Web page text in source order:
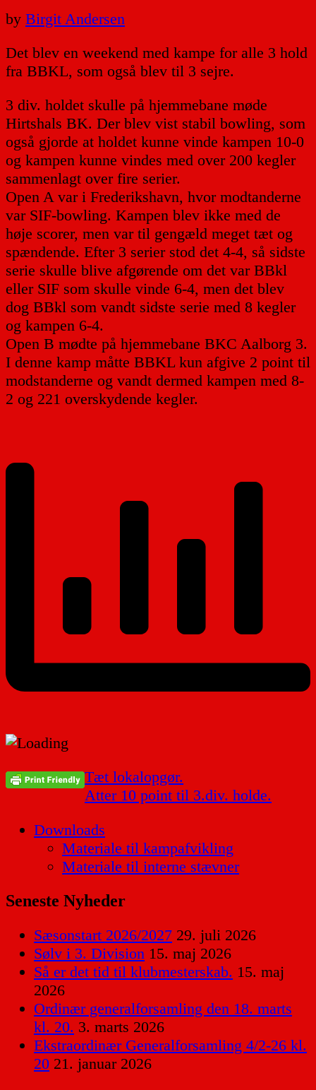
by Birgit Andersen
Det blev en weekend med kampe for alle 3 hold
fra BBKL, som også blev til 3 sejre.
3 div. holdet skulle på hjemmebane møde
Hirtshals BK. Der blev vist stabil bowling, som
også gjorde at holdet kunne vinde kampen 10-0
og kampen kunne vindes med over 200 kegler
sammenlagt over fire serier.
Open A var i Frederikshavn, hvor modtanderne
var SIF-bowling. Kampen blev ikke med de
høje scorer, men var til gengæld meget tæt og
spændende. Efter 3 serier stod det 4-4, så sidste
serie skulle blive afgørende om det var BBkl
eller SIF som skulle vinde 6-4, men det blev
dog BBkl som vandt sidste serie med 8 kegler
og kampen 6-4.
Open B mødte på hjemmebane BKC Aalborg 3.
I denne kamp måtte BBKL kun afgive 2 point til
modstanderne og vandt dermed kampen med 8-
2 og 221 overskydende kegler.
Indlægsnavigation
Tæt lokalopgør.
Atter 10 point til 3.div. holde.
Downloads
Materiale til kampafvikling
Materiale til interne stævner
Seneste Nyheder
Sæsonstart 2026/2027 29. juli 2026
Sølv i 3. Division 15. maj 2026
Så er det tid til klubmesterskab. 15. maj
2026
Ordinær generalforsamling den 18. marts
kl. 20. 3. marts 2026
Ekstraordinær Generalforsamling 4/2-26 kl.
20 21. januar 2026